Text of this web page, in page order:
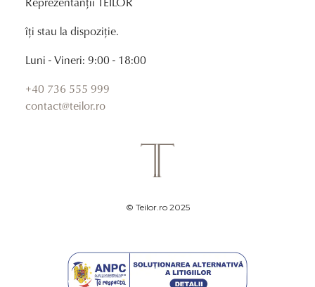
îți stau la dispoziție.
Luni - Vineri: 9:00 - 18:00
+40 736 555 999
contact@teilor.ro
© Teilor.ro 2025